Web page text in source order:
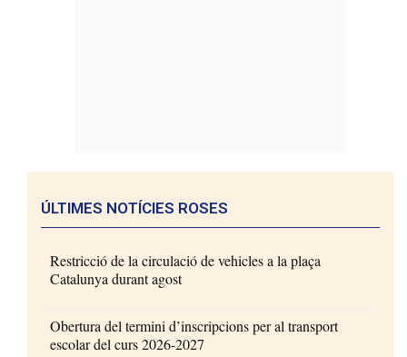
ÚLTIMES NOTÍCIES ROSES
Restricció de la circulació de vehicles a la plaça
Catalunya durant agost
Obertura del termini d’inscripcions per al transport
escolar del curs 2026-2027